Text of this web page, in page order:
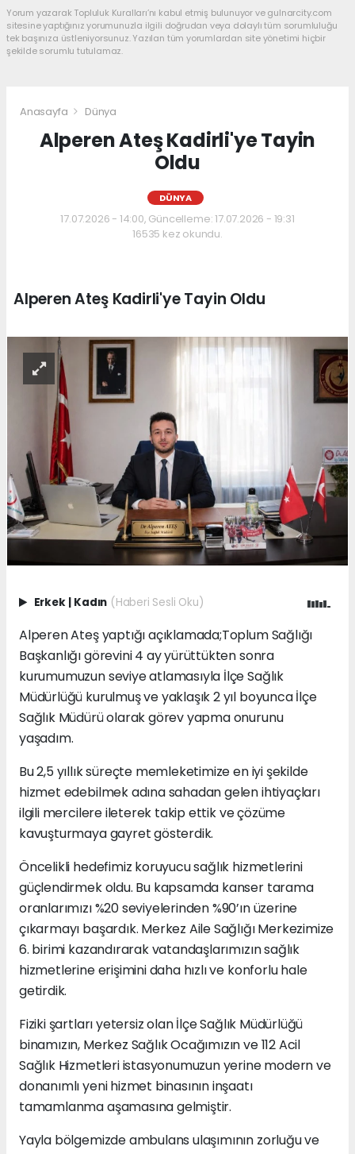
Yorum yazarak Topluluk Kuralları’nı kabul etmiş bulunuyor ve gulnarcity.com
sitesine yaptığınız yorumunuzla ilgili doğrudan veya dolaylı tüm sorumluluğu
tek başınıza üstleniyorsunuz. Yazılan tüm yorumlardan site yönetimi hiçbir
şekilde sorumlu tutulamaz.
Anasayfa Dünya
Alperen Ateş Kadirli'ye Tayin
Oldu
DÜNYA
17.07.2026 - 14:00, Güncelleme: 17.07.2026 - 19:31
16535 kez okundu.
Alperen Ateş Kadirli'ye Tayin Oldu
Erkek | Kadın (Haberi Sesli Oku)
Alperen Ateş yaptığı açıklamada;Toplum Sağlığı
Başkanlığı görevini 4 ay yürüttükten sonra
kurumumuzun seviye atlamasıyla İlçe Sağlık
Müdürlüğü kurulmuş ve yaklaşık 2 yıl boyunca İlçe
Sağlık Müdürü olarak görev yapma onurunu
yaşadım.
Bu 2,5 yıllık süreçte memleketimize en iyi şekilde
hizmet edebilmek adına sahadan gelen ihtiyaçları
ilgili mercilere ileterek takip ettik ve çözüme
kavuşturmaya gayret gösterdik.
Öncelikli hedefimiz koruyucu sağlık hizmetlerini
güçlendirmek oldu. Bu kapsamda kanser tarama
oranlarımızı %20 seviyelerinden %90’ın üzerine
çıkarmayı başardık. Merkez Aile Sağlığı Merkezimize
6. birimi kazandırarak vatandaşlarımızın sağlık
hizmetlerine erişimini daha hızlı ve konforlu hale
getirdik.
Fiziki şartları yetersiz olan İlçe Sağlık Müdürlüğü
binamızın, Merkez Sağlık Ocağımızın ve 112 Acil
Sağlık Hizmetleri istasyonumuzun yerine modern ve
donanımlı yeni hizmet binasının inşaatı
tamamlanma aşamasına gelmiştir.
Yayla bölgemizde ambulans ulaşımının zorluğu ve